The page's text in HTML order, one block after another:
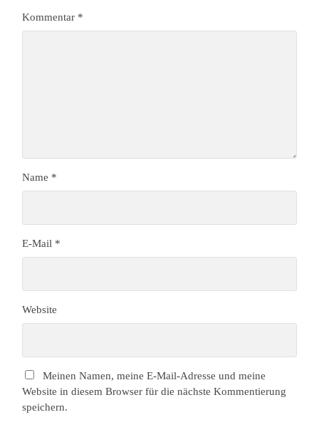
Kommentar *
Name *
E-Mail *
Website
Meinen Namen, meine E-Mail-Adresse und meine
Website in diesem Browser für die nächste Kommentierung
speichern.